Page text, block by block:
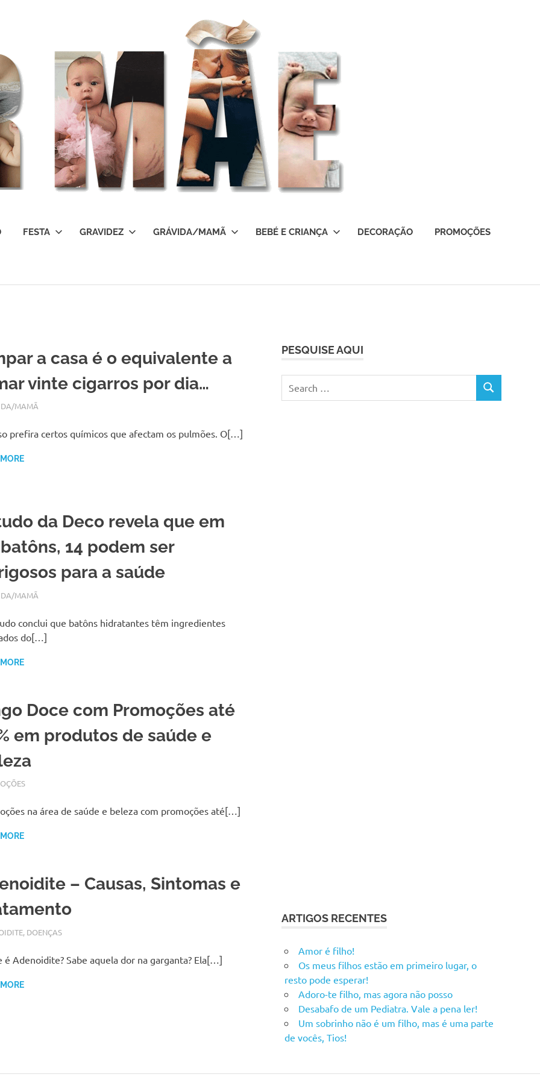
FESTA GRAVIDEZ GRÁVIDA/MAMÃ BEBÉ E CRIANÇA DECORAÇÃO PROMOÇÕES
a casa é o equivalente a
vinte cigarros por dia…
26, 2018
MAMÃ
prefira certos químicos que afectam os pulmões. O[…]
da Deco revela que em
14 podem ser
para a saúde
28, 2017
MAMÃ
conclui que batôns hidratantes têm ingredientes
do[…]
Doce com Promoções até
em produtos de saúde e
20, 2017
na área de saúde e beleza com promoções até[…]
– Causas, Sintomas e
15, 2017
, DOENÇAS
é Adenoidite? Sabe aquela dor na garganta? Ela[…]
PESQUISE AQUI
for:
SEARCH
ARTIGOS RECENTES
Amor é filho!
Os meus filhos estão em primeiro lugar, o
resto pode esperar!
Adoro-te filho, mas agora não posso
Desabafo de um Pediatra. Vale a pena ler!
Um sobrinho não é um filho, mas é uma parte
de vocês, Tios!